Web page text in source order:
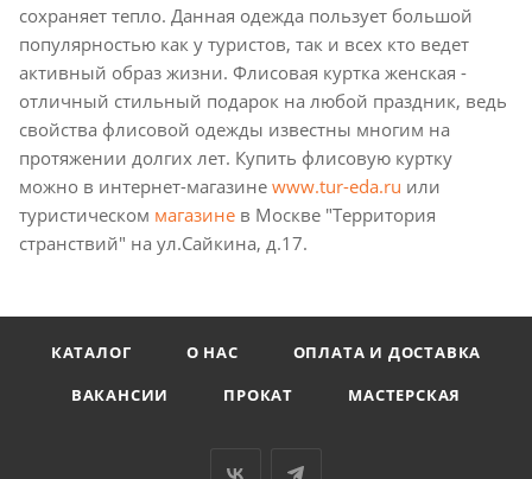
сохраняет тепло. Данная одежда пользует большой
популярностью как у туристов, так и всех кто ведет
активный образ жизни. Флисовая куртка женская -
отличный стильный подарок на любой праздник, ведь
свойства флисовой одежды известны многим на
протяжении долгих лет. Купить флисовую куртку
можно в интернет-магазине www.tur-eda.ru или
туристическом магазине в Москве "Территория
странствий" на ул.Сайкина, д.17.
КАТАЛОГ О НАС
ОПЛАТА И ДОСТАВКА
ВАКАНСИИ
ПРОКАТ МАСТЕРСКАЯ